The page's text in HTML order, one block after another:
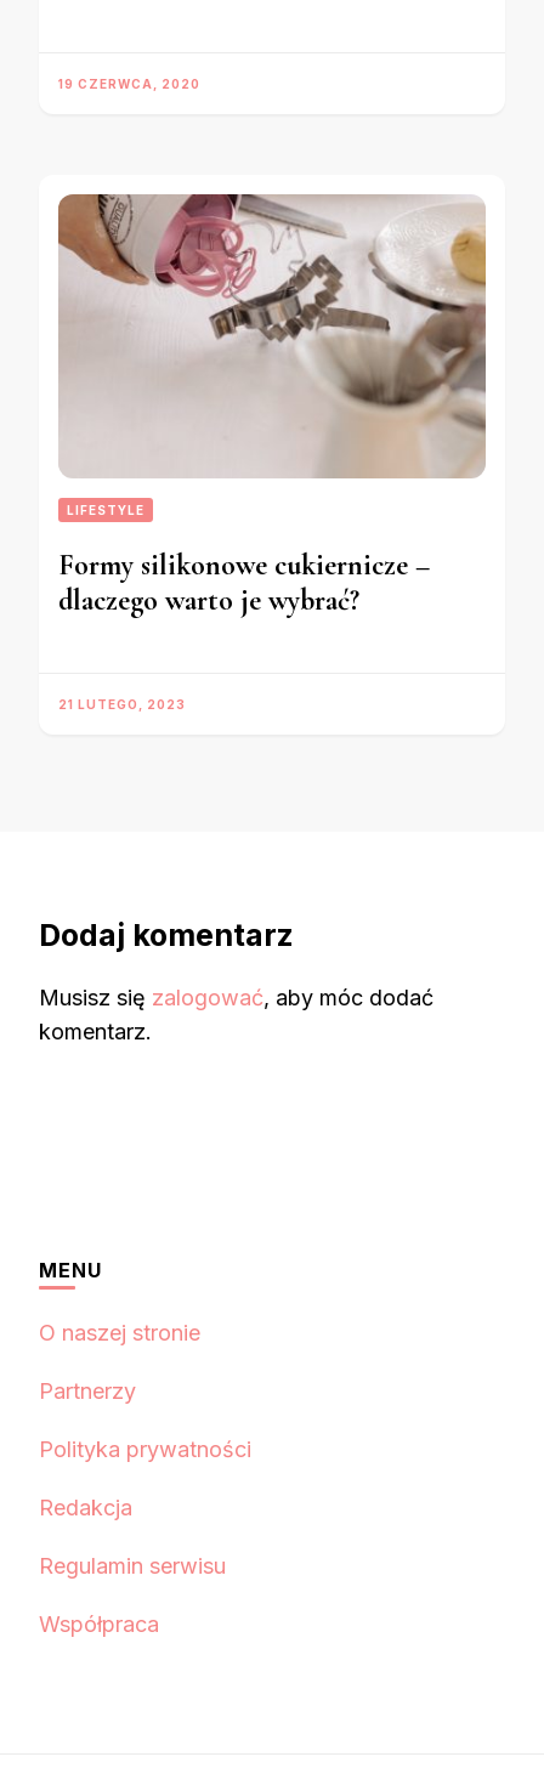
19 CZERWCA, 2020
LIFESTYLE
Formy silikonowe cukiernicze –
dlaczego warto je wybrać?
21 LUTEGO, 2023
Dodaj komentarz
Musisz się zalogować, aby móc dodać
komentarz.
MENU
O naszej stronie
Partnerzy
Polityka prywatności
Redakcja
Regulamin serwisu
Współpraca